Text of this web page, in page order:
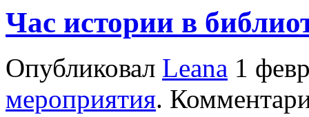
Час истории в
Опубликовал Leana 1
мероприятия.